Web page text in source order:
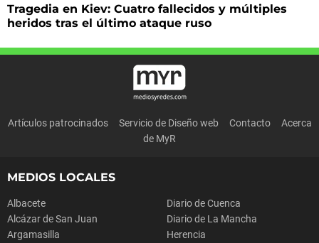
Tragedia en Kiev: Cuatro fallecidos y múltiples
heridos tras el último ataque ruso
Artículos patrocinados Servicio de Diseño web Contacto
Acerca
de MyR
MEDIOS LOCALES
Albacete
Alcázar de San Juan
Argamasilla
Diario de Cuenca
Diario de La Mancha
Herencia